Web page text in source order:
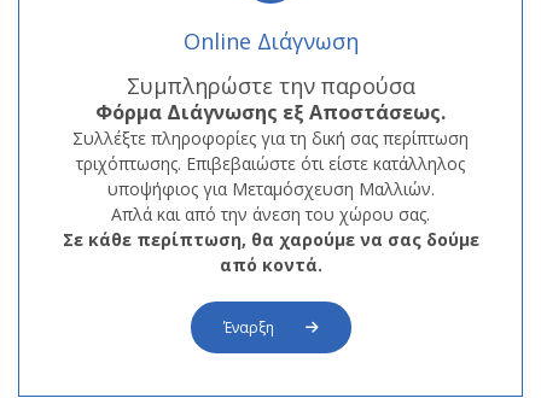
Online Διάγνωση
Συμπληρώστε την παρούσα
Φόρμα Διάγνωσης εξ Αποστάσεως.
Συλλέξτε πληροφορίες για τη δική σας περίπτωση
τριχόπτωσης. Επιβεβαιώστε ότι είστε κατάλληλος
υποψήφιος για Μεταμόσχευση Μαλλιών.
Απλά και από την άνεση του χώρου σας.
Σε κάθε περίπτωση, θα χαρούμε να σας δούμε
από κοντά.
Έναρξη